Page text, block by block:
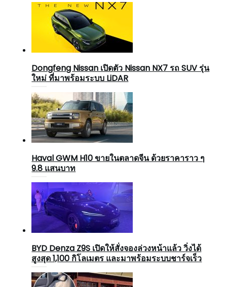
Dongfeng Nissan เปิดตัว Nissan NX7 รถ SUV รุ่น
ใหม่ ที่มาพร้อมระบบ LiDAR
Haval GWM H10 ขายในตลาดจีน ด้วยราคาราว ๆ
9.8 แสนบาท
BYD Denza Z9S เปิดให้สั่งจองล่วงหน้าแล้ว วิ่งได้
สูงสุด 1,100 กิโลเมตร และมาพร้อมระบบชาร์จเร็ว